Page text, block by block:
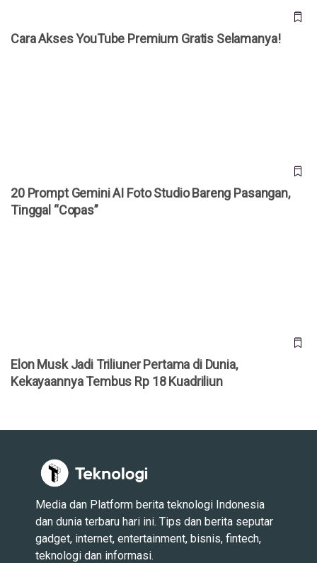
Cara Akses YouTube Premium Gratis Selamanya!
20 Prompt Gemini AI Foto Studio Bareng Pasangan,
Tinggal “Copas”
Elon Musk Jadi Triliuner Pertama di Dunia,
Kekayaannya Tembus Rp 18 Kuadriliun
Media dan Platform berita teknologi Indonesia
dan dunia terbaru hari ini. Tips dan berita seputar
gadget, internet, entertainment, bisnis, fintech,
teknologi dan informasi.